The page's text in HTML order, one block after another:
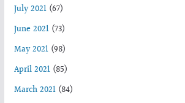
July 2021(67)
June 2021(73)
May 2021(98)
April 2021(85)
March 2021(84)